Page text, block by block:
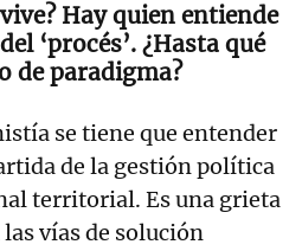
Hay quien entiende
‘procés’. ¿Hasta qué
de paradigma?
se tiene que entender
de la gestión política
territorial. Es una grieta
vías de solución